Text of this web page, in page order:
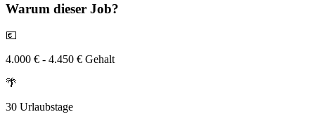
Warum dieser Job?
💶
4.000 € - 4.450 € Gehalt
🌴
30 Urlaubstage